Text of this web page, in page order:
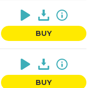
BUY
BUY